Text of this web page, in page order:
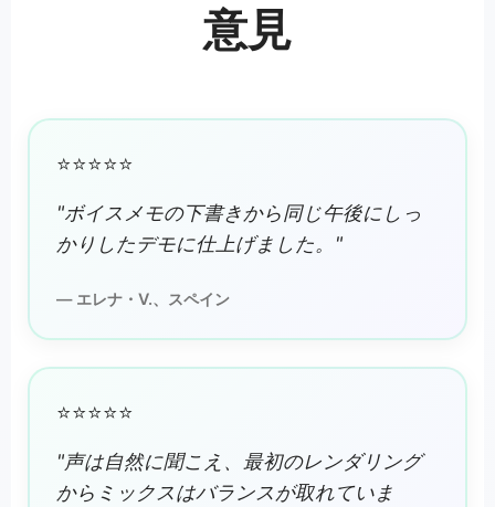
意見
⭐⭐⭐⭐⭐
"ボイスメモの下書きから同じ午後にしっ
かりしたデモに仕上げました。"
— エレナ・V.、スペイン
⭐⭐⭐⭐⭐
"声は自然に聞こえ、最初のレンダリング
からミックスはバランスが取れていま